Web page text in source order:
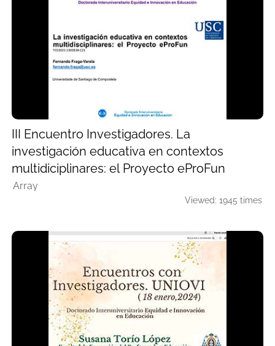
III Encuentro Investigadores. La
investigación educativa en contextos
multidiciplinares: el Proyecto eProFun
Array
Viewed: 1945 times